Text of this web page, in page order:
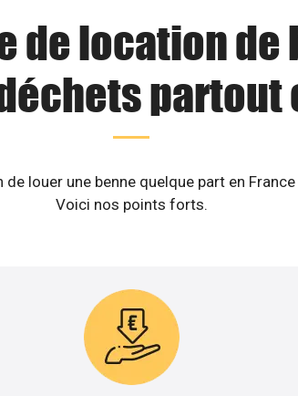
de location de
partout
de louer une benne quelque part en France
Voici nos points forts.